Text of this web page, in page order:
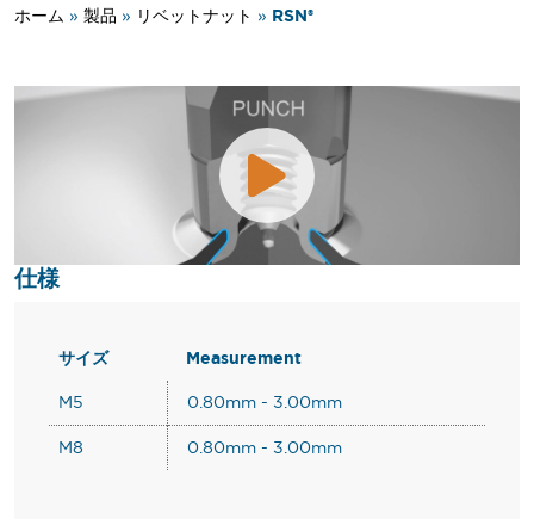
ホーム » 製品 » リベットナット » RSN®
仕様
サイズ Measurement
M5 0.80mm - 3.00mm
M8 0.80mm - 3.00mm